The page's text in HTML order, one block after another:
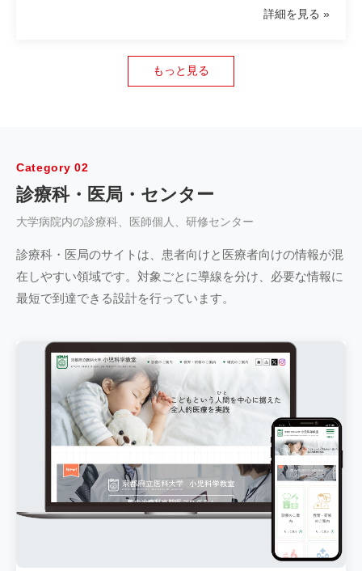
詳細を見る
もっと見る
地域クリニック
グループ共通テンプレートから脱却し施設の個性を打ち出
すオリジ…
詳細を見る
クリニック
皮膚科の専門性が伝わるサイトを新規構築し地域での差別
化を実現
詳細を見る
Category 02
診療科・医局・センター
大学病院内の診療科、医師個人、研修センター
診療科・医局のサイトは、患者向けと医療者向けの情報が混
在しやすい領域です。対象ごとに導線を分け、必要な情報に
最短で到達できる設計を行っています。